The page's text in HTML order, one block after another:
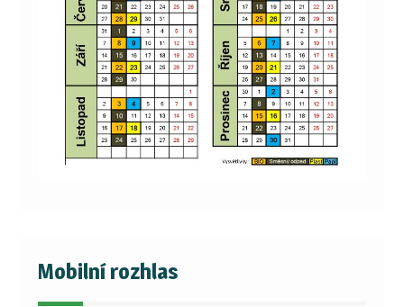
Mobilní rozhlas